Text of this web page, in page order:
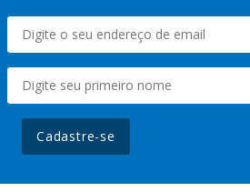
Cadastre-se